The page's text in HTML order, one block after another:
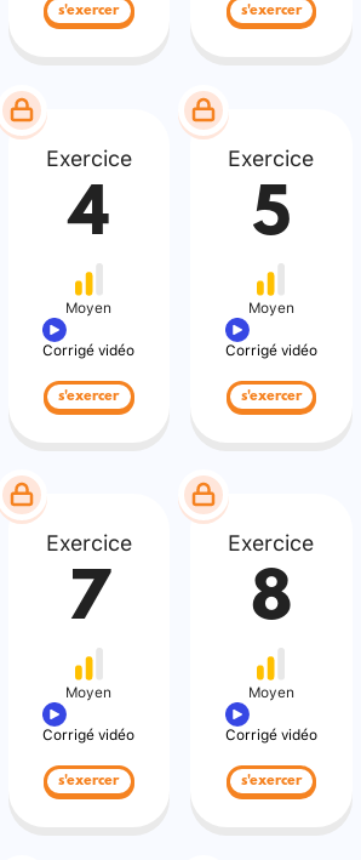
s'exercer s'exercer
Exercice
4
Moyen
Corrigé vidéo
s'exercer
Exercice
5
Moyen
Corrigé vidéo
s'exercer
Exercice
7
Moyen
Corrigé vidéo
s'exercer
Exercice
8
Moyen
Corrigé vidéo
s'exercer